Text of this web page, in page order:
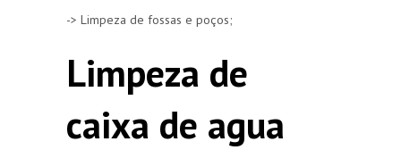
-> Limpeza de fossas e poços;
Limpeza de
caixa de agua